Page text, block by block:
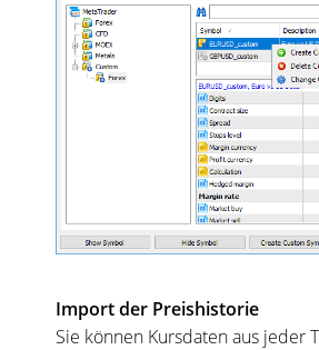
Import der Preishistorie
Sie können Kursdaten aus jeder